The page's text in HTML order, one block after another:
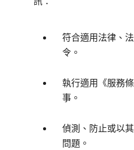
符合適用法律、
令。
執行適用《服務
事。
偵測、防止或以
問題。